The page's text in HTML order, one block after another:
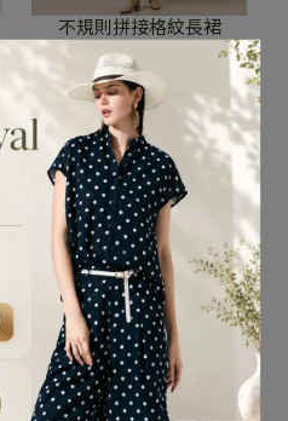
不規則拼接格紋長裙
NT$4,980
加入購物車
飄逸垂墜中長裙